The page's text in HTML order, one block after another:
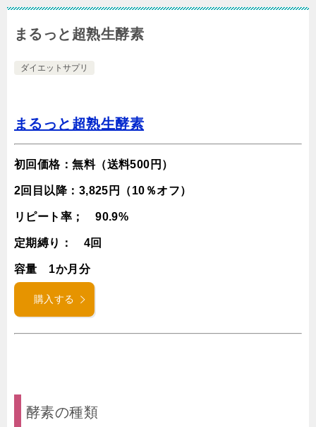
まるっと超熟生酵素
ダイエットサプリ
まるっと超熟生酵素
初回価格：無料（送料500円）
2回目以降：3,825円（10％オフ）
リピート率； 90.9%
定期縛り： 4回
容量 1か月分
購入する
酵素の種類